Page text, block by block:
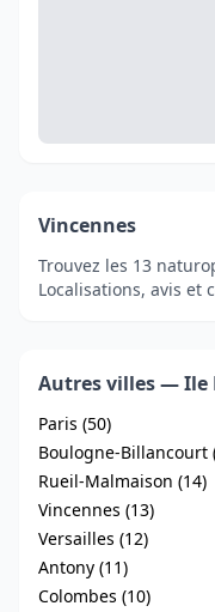
Vincennes
Trouvez les 13
Localisations, avis et
Autres villes — Ile
Paris (50)
Boulogne-Billancourt
Rueil-Malmaison (14)
Vincennes (13)
Versailles (12)
Antony (11)
Colombes (10)